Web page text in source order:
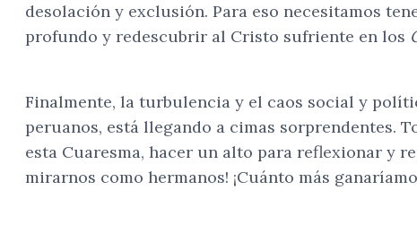
desolación y exclusión. Para eso necesitamos
profundo y redescubrir al Cristo sufriente en los
Finalmente, la turbulencia y el caos social y
peruanos, está llegando a cimas sorprendentes.
esta Cuaresma, hacer un alto para reflexionar y
mirarnos como hermanos! ¡Cuánto más